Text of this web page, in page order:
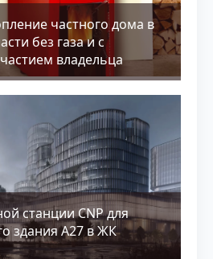
частного дома в
без газа и с
владельца
станции CNP для
здания А27 в ЖК